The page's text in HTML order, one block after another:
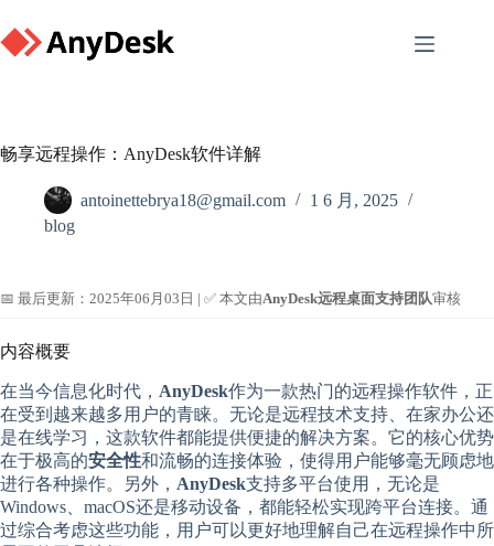
to
content
畅享远程操作：AnyDesk软件详解
antoinettebrya18@gmail.com
1 6 月, 2025
blog
📅 最后更新：2025年06月03日 | ✅ 本文由AnyDesk远程桌面支持团队审核
内容概要
在当今信息化时代， AnyDesk作为一款热门的远程操作软件，正
在受到越来越多用户的青睐。无论是远程技术支持、在家办公还
是在线学习，这款软件都能提供便捷的解决方案。它的核心优势
在于极高的安全性和流畅的连接体验，使得用户能够毫无顾虑地
进行各种操作。另外， AnyDesk支持多平台使用，无论是
Windows、macOS还是移动设备，都能轻松实现跨平台连接。通
过综合考虑这些功能，用户可以更好地理解自己在远程操作中所